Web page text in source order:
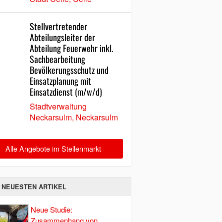
Stellvertretender
Abteilungsleiter der
Abteilung Feuerwehr inkl.
Sachbearbeitung
Bevölkerungsschutz und
Einsatzplanung mit
Einsatzdienst (m/w/d)
Stadtverwaltung
Neckarsulm, Neckarsulm
Alle Angebote im Stellenmarkt
ARTIKEL
Neue Studie: